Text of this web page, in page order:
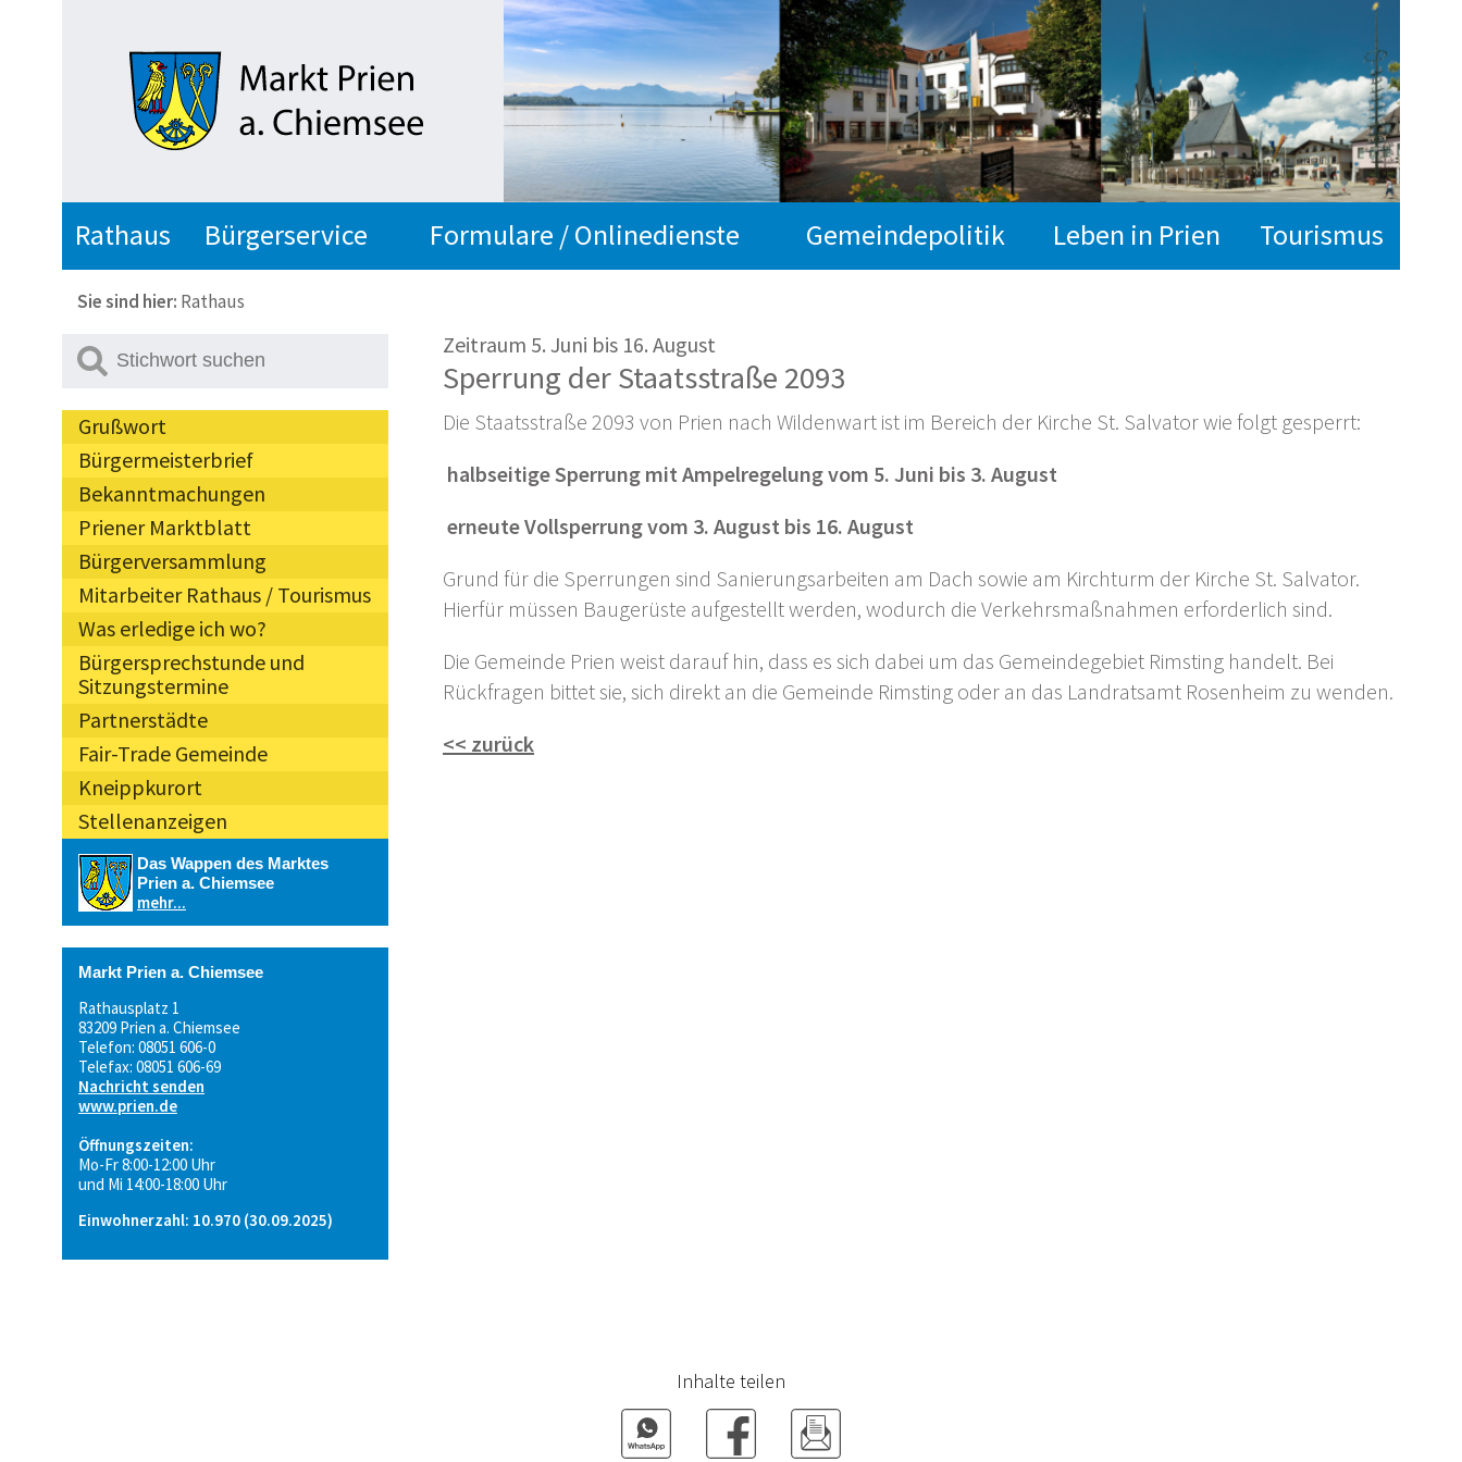
Rathaus Bürgerservice Formulare / Onlinedienste Gemeindepolitik Leben in Prien Tourismus
Sie sind hier: Rathaus
Grußwort
Bürgermeisterbrief
Bekanntmachungen
Priener Marktblatt
Bürgerversammlung
Mitarbeiter Rathaus / Tourismus
Was erledige ich wo?
Bürgersprechstunde und
Sitzungstermine
Partnerstädte
Fair-Trade Gemeinde
Kneippkurort
Stellenanzeigen
Das Wappen des Marktes
Prien a. Chiemsee
mehr...
Markt Prien a. Chiemsee
Rathausplatz 1
83209 Prien a. Chiemsee
Telefon: 08051 606-0
Telefax: 08051 606-69
Nachricht senden
www.prien.de
Öffnungszeiten:
Mo-Fr 8:00-12:00 Uhr
und Mi 14:00-18:00 Uhr
Einwohnerzahl: 10.970 (30.09.2025)
Zeitraum 5. Juni bis 16. August
Sperrung der Staatsstraße 2093
Die Staatsstraße 2093 von Prien nach Wildenwart ist im Bereich der Kirche St. Salvator wie folgt gesperrt:
 halbseitige Sperrung mit Ampelregelung vom 5. Juni bis 3. August
 erneute Vollsperrung vom 3. August bis 16. August
Grund für die Sperrungen sind Sanierungsarbeiten am Dach sowie am Kirchturm der Kirche St. Salvator.
Hierfür müssen Baugerüste aufgestellt werden, wodurch die Verkehrsmaßnahmen erforderlich sind.
Die Gemeinde Prien weist darauf hin, dass es sich dabei um das Gemeindegebiet Rimsting handelt. Bei
Rückfragen bittet sie, sich direkt an die Gemeinde Rimsting oder an das Landratsamt Rosenheim zu wenden.
<< zurück
Inhalte teilen